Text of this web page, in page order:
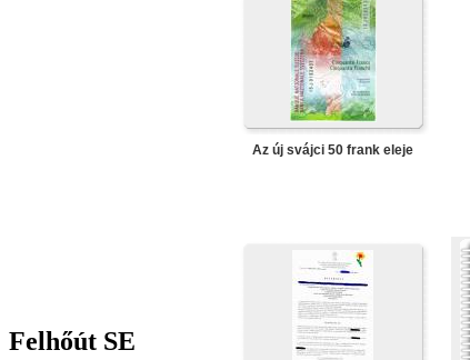
Felhőút SE
Az új svájci 50 frank eleje